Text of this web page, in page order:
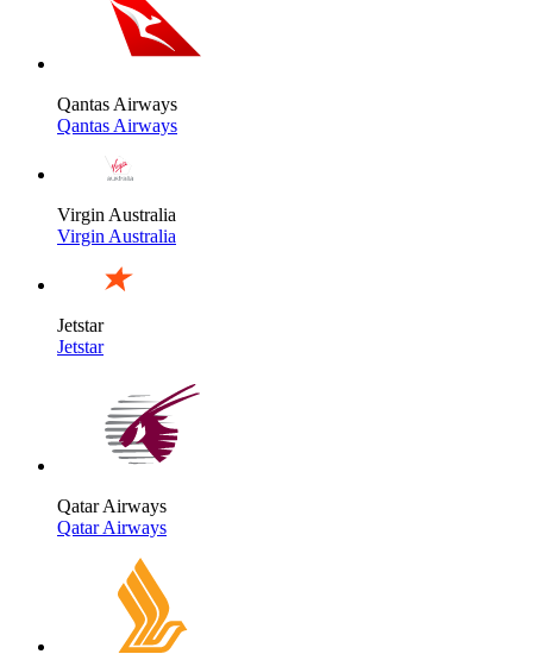
Qantas Airways
Qantas Airways
Virgin Australia
Virgin Australia
Jetstar
Jetstar
Qatar Airways
Qatar Airways